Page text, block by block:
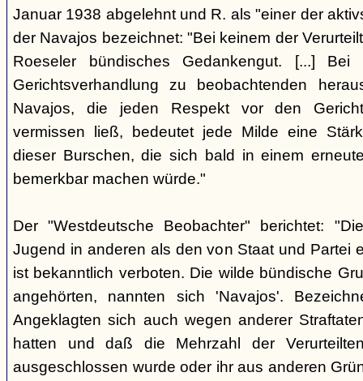
Januar 1938 abgelehnt und R. als "einer der
der Navajos bezeichnet: "Bei keinem der
Roeseler bündisches Gedankengut. [...]
Gerichtsverhandlung zu beobachtenden
Navajos, die jeden Respekt vor den
vermissen ließ, bedeutet jede Milde eine
dieser Burschen, die sich bald in einem
bemerkbar machen würde."
Der "Westdeutsche Beobachter" berichtet:
Jugend in anderen als den von Staat und Partei
ist bekanntlich verboten. Die wilde bündische
angehörten, nannten sich 'Navajos'.
Angeklagten sich auch wegen anderer
hatten und daß die Mehrzahl der
ausgeschlossen wurde oder ihr aus anderen